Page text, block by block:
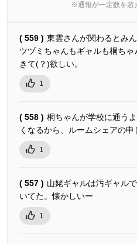
※通報が一定数を超
( 559 ) 東雲さんが関わるとみ
ツヅミちゃんもギャルも桐ち
きて(？)欲しい。
1
( 558 ) 桐ちゃんが学校に通う
くなるから、ルームシェアの
1
( 557 ) 山姥ギャルは汚ギャル
いてた。懐かしいー
1